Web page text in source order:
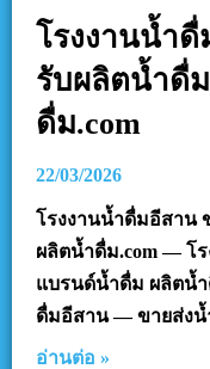
โรงงานน้ำ
รับผลิตน้ำดื่
ดื่ม.com
22/03/2026
โรงงานน้ำดื่มอีสาน
ผลิตน้ำดื่ม.com — โ
แบรนด์น้ำดื่ม ผลิตน้
ดื่มอีสาน — ขายส่งน้
อ่านต่อ »